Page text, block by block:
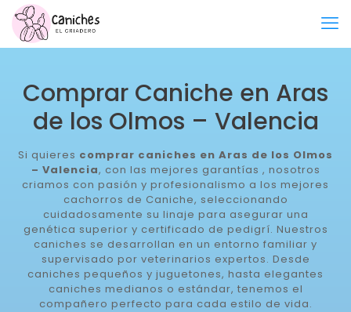
Comprar Caniche en Aras
de los Olmos – Valencia
Si quieres comprar caniches en Aras de los Olmos
– Valencia, con las mejores garantías , nosotros
criamos con pasión y profesionalismo a los mejores
cachorros de Caniche, seleccionando
cuidadosamente su linaje para asegurar una
genética superior y certificado de pedigrí. Nuestros
caniches se desarrollan en un entorno familiar y
supervisado por veterinarios expertos. Desde
caniches pequeños y juguetones, hasta elegantes
caniches medianos o estándar, tenemos el
compañero perfecto para cada estilo de vida.